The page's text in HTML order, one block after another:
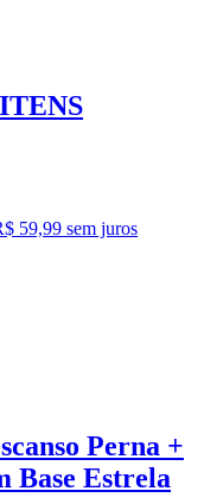
59,99 sem juros
Perna +
Base Estrela